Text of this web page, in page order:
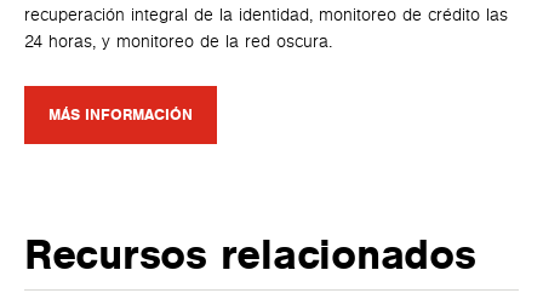
recuperación integral de la identidad, monitoreo de crédito las
24 horas, y monitoreo de la red oscura.
MÁS INFORMACIÓN
Recursos relacionados